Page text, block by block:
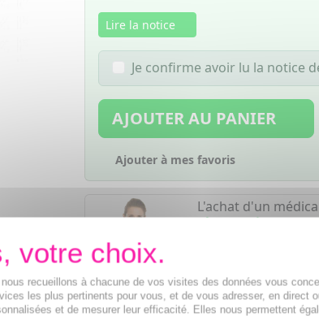
Lire la notice
Je confirme avoir lu la notice
AJOUTER AU PANIER
Ajouter à mes favoris
L'achat d'un
pharmacien
Notre équipe est
de8h à 19h30.
recueillons à chacune de vos visites des données vous
les plus pertinents pour vous, et de vous adresser, en direct
et de mesurer leur efficacité. Elles nous permettent